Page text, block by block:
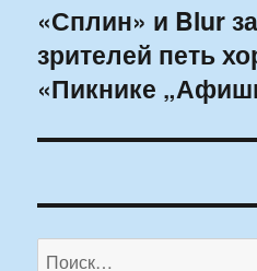
Следующая
запись:
«Сплин» и Blur
зрителей петь
«Пикнике
Искать: